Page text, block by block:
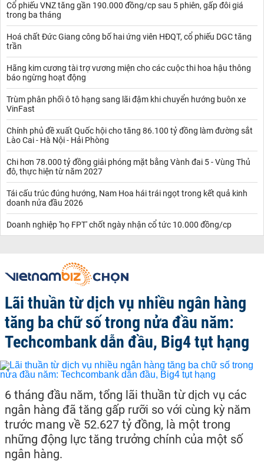
Cổ phiếu VNZ tăng gần 190.000 đồng/cp sau 5 phiên, gấp đôi giá
trong ba tháng
Hoá chất Đức Giang công bố hai ứng viên HĐQT, cổ phiếu DGC tăng
trần
Hãng kim cương tài trợ vương miện cho các cuộc thi hoa hậu thông
báo ngừng hoạt động
Trùm phân phối ô tô hạng sang lãi đậm khi chuyển hướng buôn xe
VinFast
Chính phủ đề xuất Quốc hội cho tăng 86.100 tỷ đồng làm đường sắt
Lào Cai - Hà Nội - Hải Phòng
Chi hơn 78.000 tỷ đồng giải phóng mặt bằng Vành đai 5 - Vùng Thủ
đô, thực hiện từ năm 2027
Tái cấu trúc đúng hướng, Nam Hoa hái trái ngọt trong kết quả kinh
doanh nửa đầu 2026
Doanh nghiệp 'họ FPT' chốt ngày nhận cổ tức 10.000 đồng/cp
Lãi thuần từ dịch vụ nhiều ngân hàng
tăng ba chữ số trong nửa đầu năm:
Techcombank dẫn đầu, Big4 tụt hạng
6 tháng đầu năm, tổng lãi thuần từ dịch vụ các
ngân hàng đã tăng gấp rưỡi so với cùng kỳ năm
trước mang về 52.627 tỷ đồng, là một trong
những động lực tăng trưởng chính của một số
ngân hàng.